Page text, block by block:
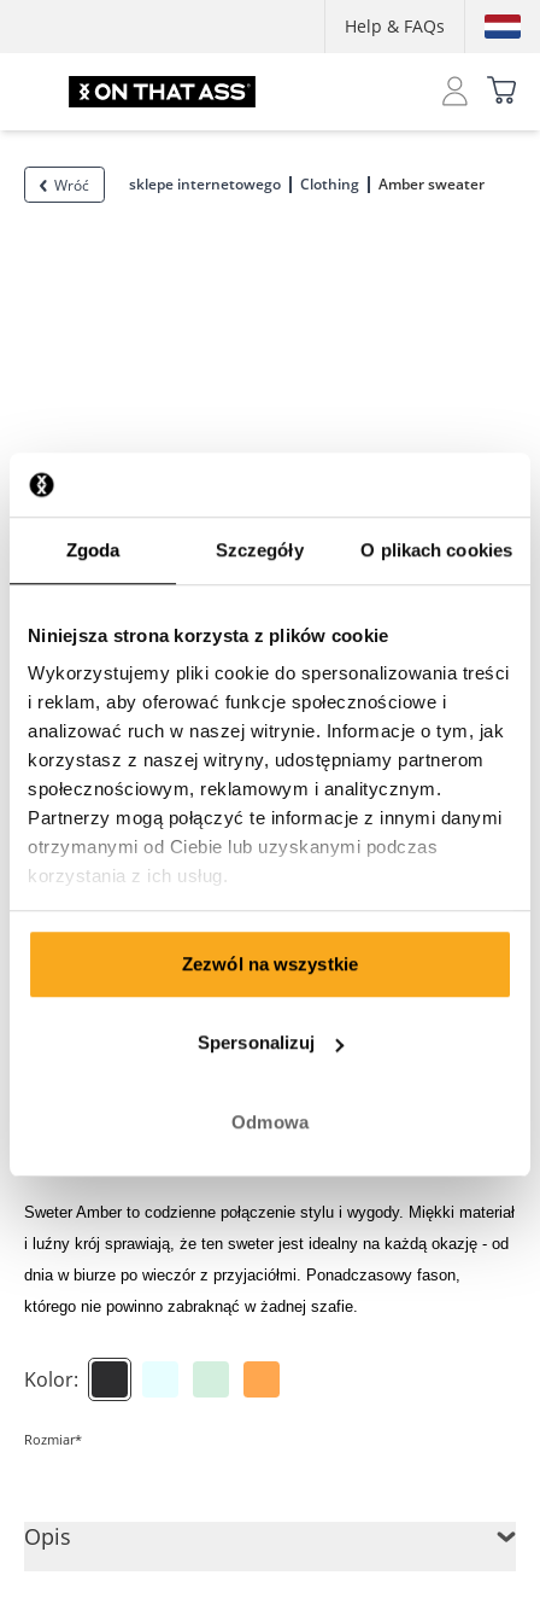
Zgoda Szczegóły O plikach cookies
Niniejsza strona korzysta z plików cookie
Wykorzystujemy pliki cookie do spersonalizowania treści
i reklam, aby oferować funkcje społecznościowe i
analizować ruch w naszej witrynie. Informacje o tym, jak
korzystasz z naszej witryny, udostępniamy partnerom
społecznościowym, reklamowym i analitycznym.
Partnerzy mogą połączyć te informacje z innymi danymi
otrzymanymi od Ciebie lub uzyskanymi podczas
korzystania z ich usług.
Zezwól na wszystkie
Spersonalizuj
Odmowa
Help & FAQs
Wróć sklepe internetowego Clothing Amber sweater
Sweter Amber to codzienne połączenie stylu i wygody. Miękki materiał
i luźny krój sprawiają, że ten sweter jest idealny na każdą okazję - od
dnia w biurze po wieczór z przyjaciółmi. Ponadczasowy fason,
którego nie powinno zabraknąć w żadnej szafie.
Kolor:
Rozmiar*
Opis